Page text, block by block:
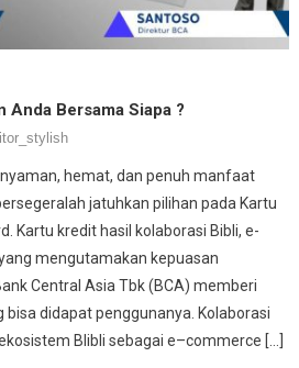
Anda Bersama Siapa ?
hemat, dan penuh manfaat
jatuhkan pilihan pada Kartu
Kartu kredit hasil kolaborasi Bibli, e-
mengutamakan kepuasan
Central Asia Tbk (BCA) memberi
didapat penggunanya. Kolaborasi
Blibli sebagai e–commerce […]